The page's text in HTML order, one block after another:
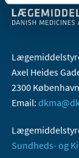
Axel Heides
2300
Email:
Sundheds- og